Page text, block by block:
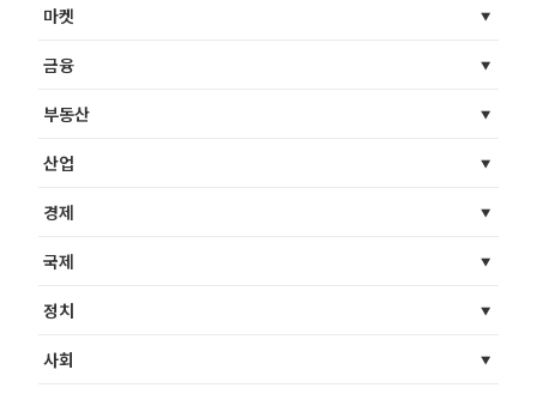
마켓
금융
부동산
산업
경제
국제
정치
사회